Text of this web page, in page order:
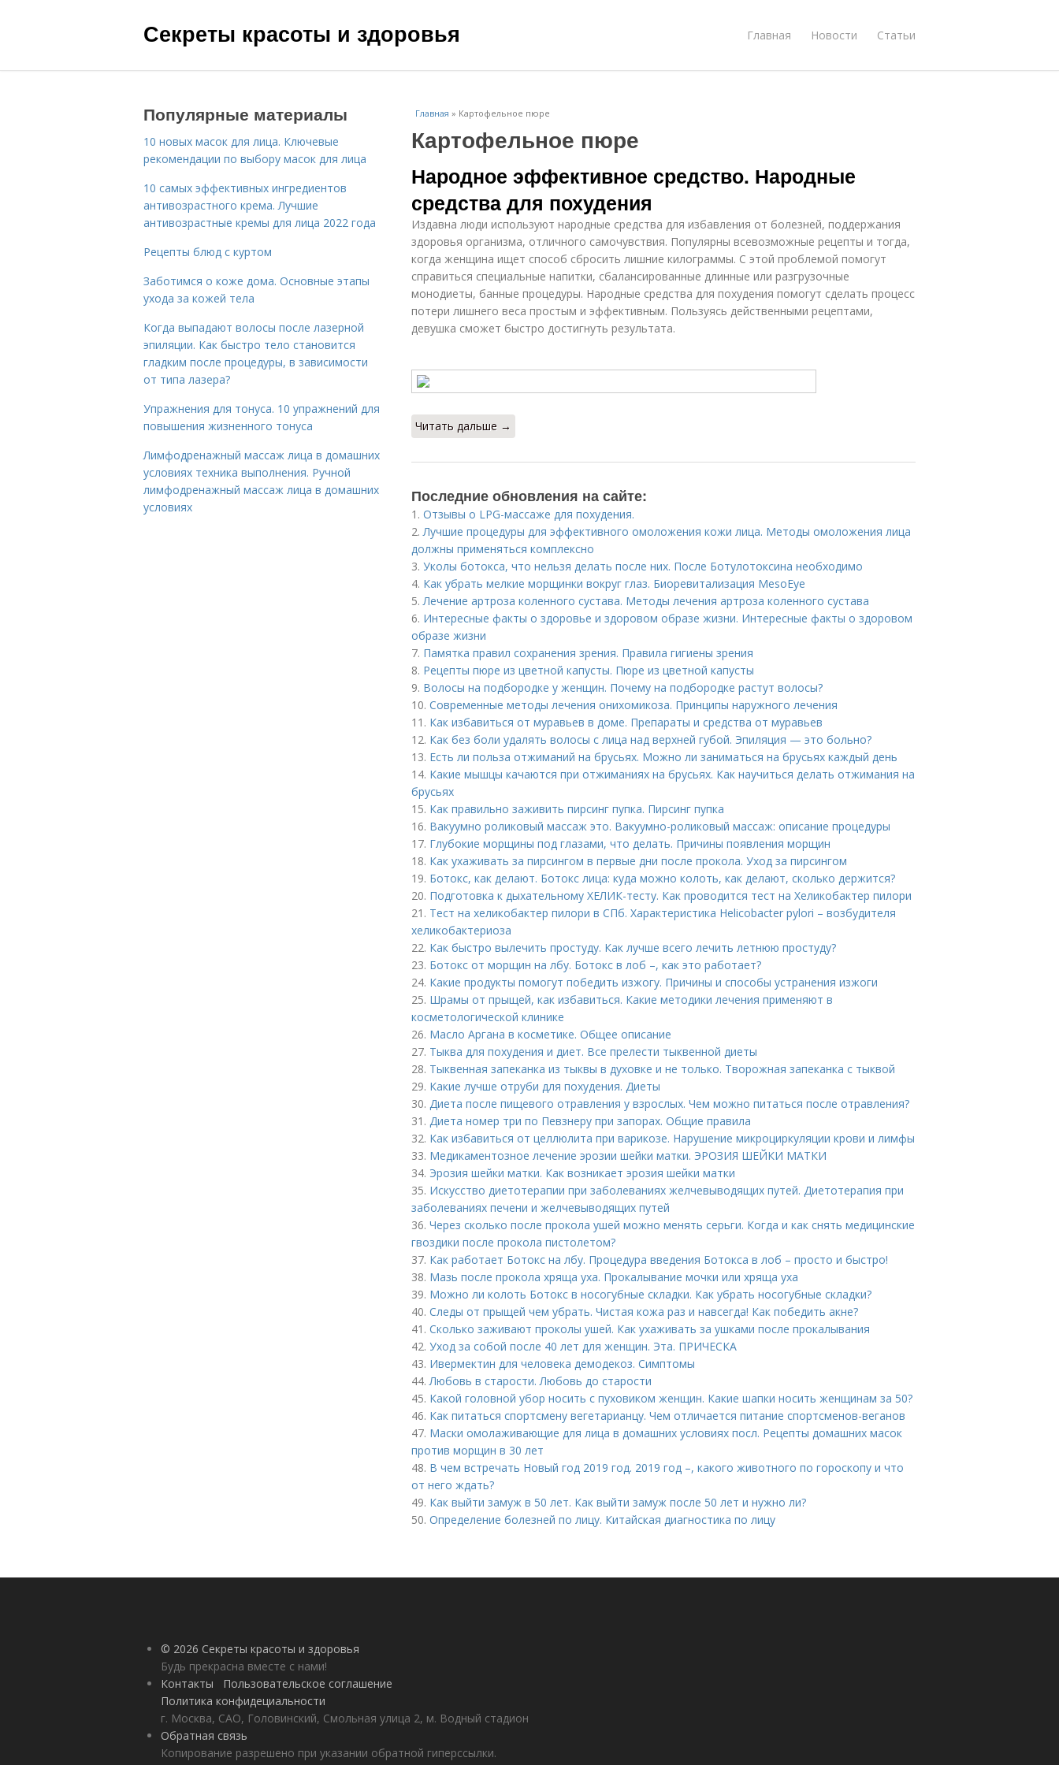
Секреты красоты и здоровья Главная Новости Статьи
Главная » Картофельное пюре
Картофельное пюре
Народное эффективное средство. Народные
средства для похудения
Издавна люди используют народные средства для избавления от болезней, поддержания
здоровья организма, отличного самочувствия. Популярны всевозможные рецепты и тогда,
когда женщина ищет способ сбросить лишние килограммы. С этой проблемой помогут
справиться специальные напитки, сбалансированные длинные или разгрузочные
монодиеты, банные процедуры. Народные средства для похудения помогут сделать процесс
потери лишнего веса простым и эффективным. Пользуясь действенными рецептами,
девушка сможет быстро достигнуть результата.
Читать дальше →
Последние обновления на сайте:
1. Отзывы о LPG-массаже для похудения.
2.Лучшие процедуры для эффективного омоложения кожи лица. Методы омоложения лица
должны применяться комплексно
3. Уколы ботокса, что нельзя делать после них. После Ботулотоксина необходимо
4. Как убрать мелкие морщинки вокруг глаз. Биоревитализация MesoEye
5.Лечение артроза коленного сустава. Методы лечения артроза коленного сустава
6. Интересные факты о здоровье и здоровом образе жизни. Интересные факты о здоровом
образе жизни
7. Памятка правил сохранения зрения. Правила гигиены зрения
8. Рецепты пюре из цветной капусты. Пюре из цветной капусты
9. Волосы на подбородке у женщин. Почему на подбородке растут волосы?
10. Современные методы лечения онихомикоза. Принципы наружного лечения
11. Как избавиться от муравьев в доме. Препараты и средства от муравьев
12. Как без боли удалять волосы с лица над верхней губой. Эпиляция — это больно?
13. Есть ли польза отжиманий на брусьях. Можно ли заниматься на брусьях каждый день
14. Какие мышцы качаются при отжиманиях на брусьях. Как научиться делать отжимания на
брусьях
15. Как правильно заживить пирсинг пупка. Пирсинг пупка
16. Вакуумно роликовый массаж это. Вакуумно-роликовый массаж: описание процедуры
17. Глубокие морщины под глазами, что делать. Причины появления морщин
18. Как ухаживать за пирсингом в первые дни после прокола. Уход за пирсингом
19. Ботокс, как делают. Ботокс лица: куда можно колоть, как делают, сколько держится?
20. Подготовка к дыхательному ХЕЛИК-тесту. Как проводится тест на Хеликобактер пилори
21. Тест на хеликобактер пилори в СПб. Характеристика Helicobacter pylori – возбудителя
хеликобактериоза
22. Как быстро вылечить простуду. Как лучше всего лечить летнюю простуду?
23. Ботокс от морщин на лбу. Ботокс в лоб –, как это работает?
24. Какие продукты помогут победить изжогу. Причины и способы устранения изжоги
25. Шрамы от прыщей, как избавиться. Какие методики лечения применяют в
косметологической клинике
26. Масло Аргана в косметике. Общее описание
27. Тыква для похудения и диет. Все прелести тыквенной диеты
28. Тыквенная запеканка из тыквы в духовке и не только. Творожная запеканка с тыквой
29. Какие лучше отруби для похудения. Диеты
30. Диета после пищевого отравления у взрослых. Чем можно питаться после отравления?
31. Диета номер три по Певзнеру при запорах. Общие правила
32. Как избавиться от целлюлита при варикозе. Нарушение микроциркуляции крови и лимфы
33. Медикаментозное лечение эрозии шейки матки. ЭРОЗИЯ ШЕЙКИ МАТКИ
34. Эрозия шейки матки. Как возникает эрозия шейки матки
35. Искусство диетотерапии при заболеваниях желчевыводящих путей. Диетотерапия при
заболеваниях печени и желчевыводящих путей
36. Через сколько после прокола ушей можно менять серьги. Когда и как снять медицинские
гвоздики после прокола пистолетом?
37. Как работает Ботокс на лбу. Процедура введения Ботокса в лоб – просто и быстро!
38. Мазь после прокола хряща уха. Прокалывание мочки или хряща уха
39. Можно ли колоть Ботокс в носогубные складки. Как убрать носогубные складки?
40. Следы от прыщей чем убрать. Чистая кожа раз и навсегда! Как победить акне?
41. Сколько заживают проколы ушей. Как ухаживать за ушками после прокалывания
42. Уход за собой после 40 лет для женщин. Эта. ПРИЧЕСКА
43. Ивермектин для человека демодекоз. Симптомы
44.Любовь в старости. Любовь до старости
45. Какой головной убор носить с пуховиком женщин. Какие шапки носить женщинам за 50?
46. Как питаться спортсмену вегетарианцу. Чем отличается питание спортсменов-веганов
47. Маски омолаживающие для лица в домашних условиях посл. Рецепты домашних масок
против морщин в 30 лет
48. В чем встречать Новый год 2019 год. 2019 год –, какого животного по гороскопу и что
от него ждать?
49. Как выйти замуж в 50 лет. Как выйти замуж после 50 лет и нужно ли?
50. Определение болезней по лицу. Китайская диагностика по лицу
Популярные материалы
10 новых масок для лица. Ключевые
рекомендации по выбору масок для лица
10 самых эффективных ингредиентов
антивозрастного крема. Лучшие
антивозрастные кремы для лица 2022 года
Рецепты блюд с куртом
Заботимся о коже дома. Основные этапы
ухода за кожей тела
Когда выпадают волосы после лазерной
эпиляции. Как быстро тело становится
гладким после процедуры, в зависимости
от типа лазера?
Упражнения для тонуса. 10 упражнений для
повышения жизненного тонуса
Лимфодренажный массаж лица в домашних
условиях техника выполнения. Ручной
лимфодренажный массаж лица в домашних
условиях
© 2026 Секреты красоты и здоровья
Будь прекрасна вместе с нами!
Контакты
Пользовательское соглашение
Политика конфидециальности
г. Москва, САО, Головинский, Смольная улица 2, м. Водный стадион
Обратная связь
Копирование разрешено при указании обратной гиперссылки.